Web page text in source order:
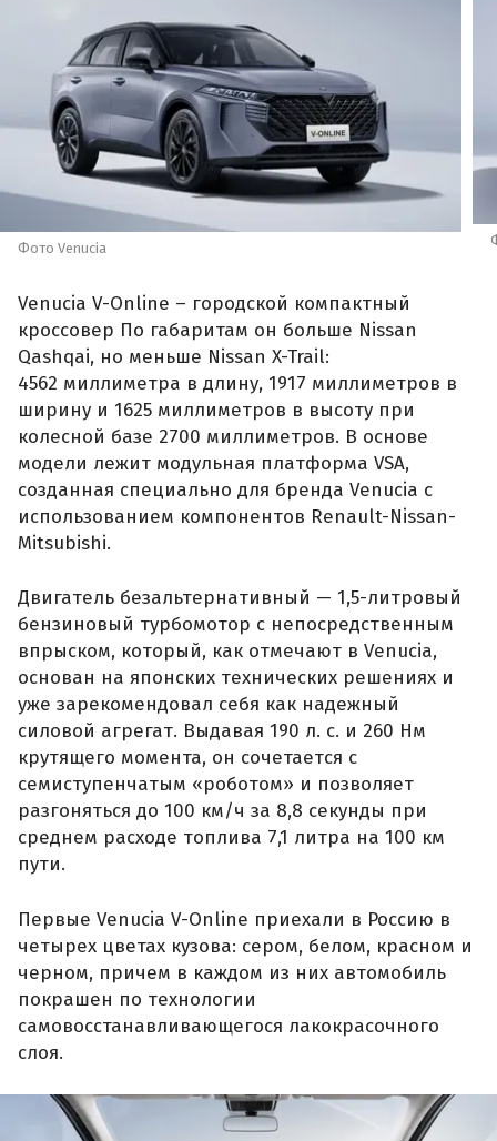
Фото Venucia
Venucia V-Online – городской компактный
кроссовер По габаритам он больше Nissan
Qashqai, но меньше Nissan X-Trail:
4562 миллиметра в длину, 1917 миллиметров в
ширину и 1625 миллиметров в высоту при
колесной базе 2700 миллиметров. В основе
модели лежит модульная платформа VSA,
созданная специально для бренда Venucia с
использованием компонентов Renault-Nissan-
Mitsubishi.
Двигатель безальтернативный — 1,5-литровый
бензиновый турбомотор с непосредственным
впрыском, который, как отмечают в Venucia,
основан на японских технических решениях и
уже зарекомендовал себя как надежный
силовой агрегат. Выдавая 190 л. с. и 260 Нм
крутящего момента, он сочетается с
семиступенчатым «роботом» и позволяет
разгоняться до 100 км/ч за 8,8 секунды при
среднем расходе топлива 7,1 литра на 100 км
пути.
Первые Venucia V-Online приехали в Россию в
четырех цветах кузова: сером, белом, красном и
черном, причем в каждом из них автомобиль
покрашен по технологии
самовосстанавливающегося лакокрасочного
слоя.